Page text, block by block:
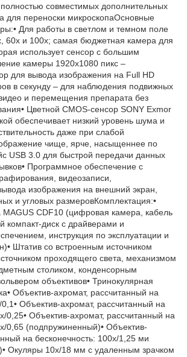
совместимых дополнительных
для переноски микроскопаОсновные
Для работы в светлом и темном поле
60х и 100х; самая бюджетная камера для
использует сенсор с большим
камеры 1920x1080 пикс –
для вывода изображения на Full HD
в секунду – для наблюдения подвижных
и перемещения препарата без
Цветной CMOS-сенсор SONY Exmor
обеспечивает низкий уровень шума и
даже при слабой
чище, ярче, насыщеннее по
USB 3.0 для быстрой передачи данных
Программное обеспечение с
видеозаписи,
изображения на внешний экран,
и угловых размеровКомплектация:•
CDF10 (цифровая камера, кабель
компакт-диск с драйверами и
инструкция по эксплуатации и
Штатив со встроенным источником
проходящего света, механизмом
столиком, конденсорным
объективов• Тринокулярная
Объектив-ахромат, рассчитанный на
Объектив-ахромат, рассчитанный на
0,25• Объектив-ахромат, рассчитанный на
0,65 (подпружиненный)• Объектив-
на бесконечность: 100x/1,25 ми
Окуляры 10x/18 мм с удаленным зрачком